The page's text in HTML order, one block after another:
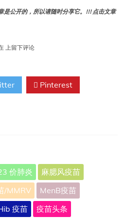
是公开的，所以请随时分享它。!!! 点击文章
VISS、
WHO
有
关
上留下评论
Pinterest
价肺炎
麻腮风疫苗
/MMRV
MenB疫苗
疫苗 疫苗头条